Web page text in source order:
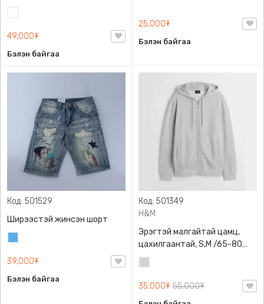
49,000₮
Бэлэн байгаа
25,000₮
Бэлэн байгаа
Код: 501529
Ширээстэй жинсэн шорт
39,000₮
Бэлэн байгаа
Код: 501349
H&M
Эрэгтэй малгайтай цамц,
цахилгаантай, S,M /65-80
кг/, H&M, 0852614006,
Даавуу
35,000₮ 55,000₮